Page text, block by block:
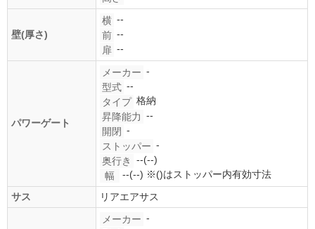
壁(厚さ)
横 --
前 --
扉 --
パワーゲート
メーカー -
型式 --
タイプ 格納
昇降能力 --
開閉 -
ストッパー -
奥行き
--(--)
幅
--(--) ※()はストッパー内有効寸法
サス
リアエアサス
メーカー -